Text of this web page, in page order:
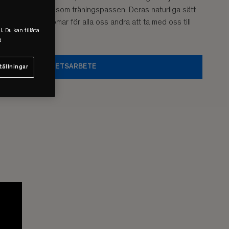
arbetsdagen som träningspassen. Deras naturliga sätt
lärdomar för alla oss andra att ta med oss till
VÅRT HÅLLBARHETSARBETE
Du kan tillåta